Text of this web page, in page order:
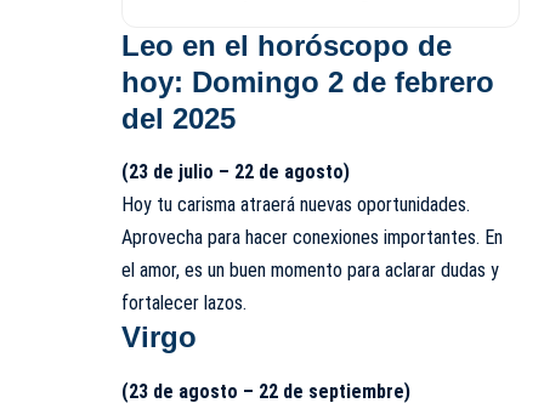
Leo en el horóscopo de
hoy: Domingo 2 de febrero
del 2025
(23 de julio – 22 de agosto)
Hoy tu carisma atraerá nuevas oportunidades.
Aprovecha para hacer conexiones importantes. En
el amor, es un buen momento para aclarar dudas y
fortalecer lazos.
Virgo
(23 de agosto – 22 de septiembre)